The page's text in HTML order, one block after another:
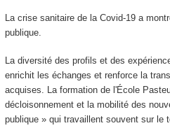
La crise sanitaire de la Covid-19 a
publique.
La diversité des profils et des
enrichit les échanges et renforce la
acquises. La formation de l'École
décloisonnement et la mobilité des
publique » qui travaillent souvent sur le